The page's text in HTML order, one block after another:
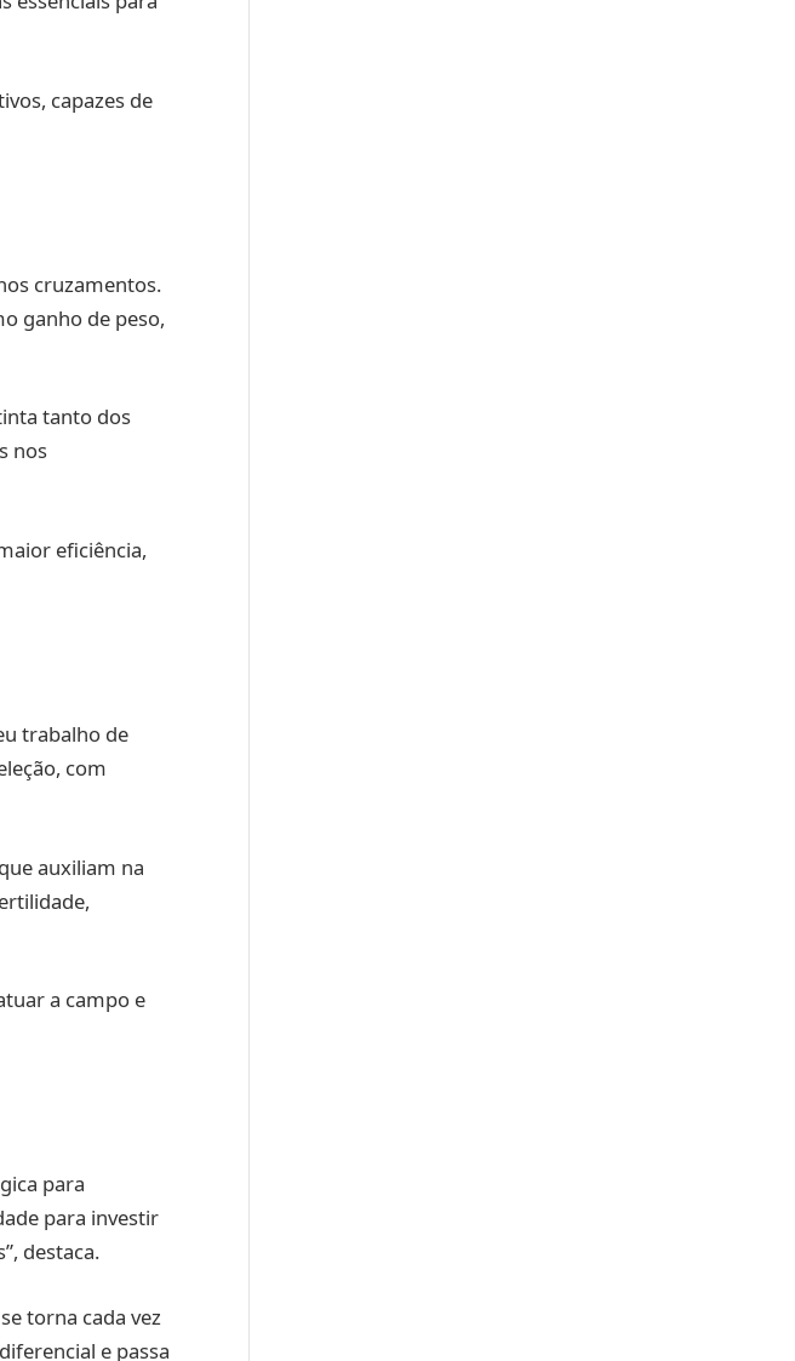
capazes de
cruzamentos.
ganho de peso,
tanto dos
nos
eficiência,
trabalho de
com
auxiliam na
a campo e
para
para investir
destaca.
torna cada vez
e passa